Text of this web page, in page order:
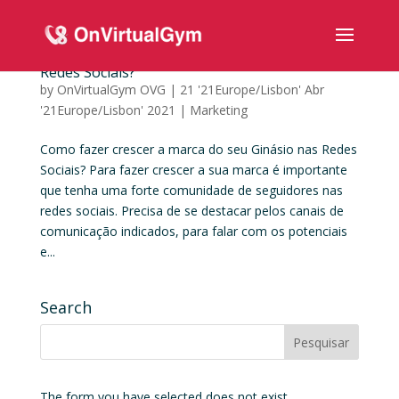
Redes Sociais?
by OnVirtualGym OVG | 21 '21Europe/Lisbon' Abr
'21Europe/Lisbon' 2021 | Marketing
Como fazer crescer a marca do seu Ginásio nas Redes
Sociais? Para fazer crescer a sua marca é importante
que tenha uma forte comunidade de seguidores nas
redes sociais. Precisa de se destacar pelos canais de
comunicação indicados, para falar com os potenciais
e...
Search